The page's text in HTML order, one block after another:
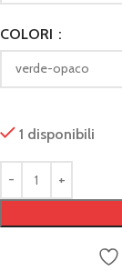
COLORI
1 disponibili